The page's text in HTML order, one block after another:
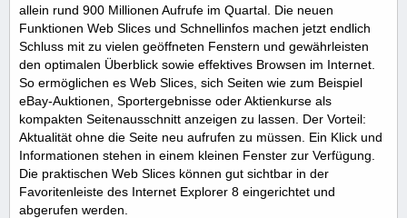
allein rund 900 Millionen Aufrufe im Quartal. Die neuen
Funktionen Web Slices und Schnellinfos machen jetzt endlich
Schluss mit zu vielen geöffneten Fenstern und gewährleisten
den optimalen Überblick sowie effektives Browsen im Internet.
So ermöglichen es Web Slices, sich Seiten wie zum Beispiel
eBay-Auktionen, Sportergebnisse oder Aktienkurse als
kompakten Seitenausschnitt anzeigen zu lassen. Der Vorteil:
Aktualität ohne die Seite neu aufrufen zu müssen. Ein Klick und
Informationen stehen in einem kleinen Fenster zur Verfügung.
Die praktischen Web Slices können gut sichtbar in der
Favoritenleiste des Internet Explorer 8 eingerichtet und
abgerufen werden.